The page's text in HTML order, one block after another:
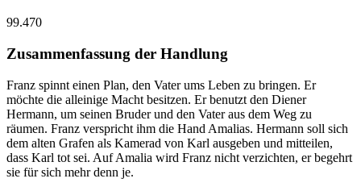
99.470
Zusammenfassung der Handlung
Franz spinnt einen Plan, den Vater ums Leben zu bringen. Er
möchte die alleinige Macht besitzen. Er benutzt den Diener
Hermann, um seinen Bruder und den Vater aus dem Weg zu
räumen. Franz verspricht ihm die Hand Amalias. Hermann soll sich
dem alten Grafen als Kamerad von Karl ausgeben und mitteilen,
dass Karl tot sei. Auf Amalia wird Franz nicht verzichten, er begehrt
sie für sich mehr denn je.